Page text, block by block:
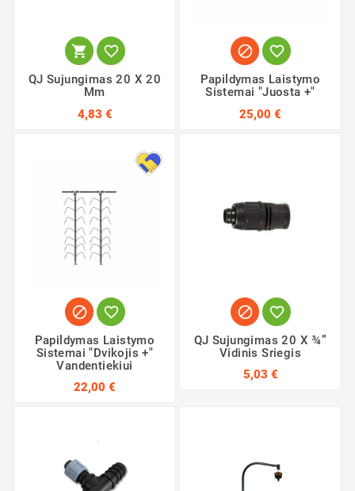
 
QJ Sujungimas 20 X 20
Mm
4,83 €
 
Papildymas Laistymo
Sistemai "Juosta +"
25,00 €
 
Papildymas Laistymo
Sistemai "Dvikojis +"
Vandentiekiui
22,00 €
 
QJ Sujungimas 20 X ¾”
Vidinis Sriegis
5,03 €